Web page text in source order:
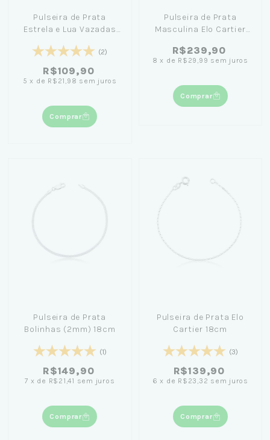
Pulseira de Prata
Estrela e Lua Vazadas
(2)
R$109,90
5 x de R$21,98 sem juros
Comprar
Pulseira de Prata
Masculina Elo Cartier
R$239,90
8 x de R$29,99 sem juros
Comprar
Pulseira de Prata
Bolinhas (2mm) 18cm
(1)
R$149,90
7 x de R$21,41 sem juros
Comprar
Pulseira de Prata Elo
Cartier 18cm
(3)
R$139,90
6 x de R$23,32 sem juros
Comprar